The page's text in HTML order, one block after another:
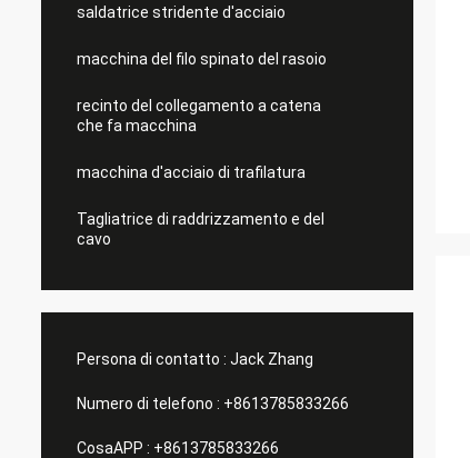
saldatrice stridente d'acciaio
macchina del filo spinato del rasoio
recinto del collegamento a catena
che fa macchina
macchina d'acciaio di trafilatura
Tagliatrice di raddrizzamento e del
cavo
Persona di contatto : Jack Zhang
Numero di telefono : +8613785833266
CosaAPP : +8613785833266